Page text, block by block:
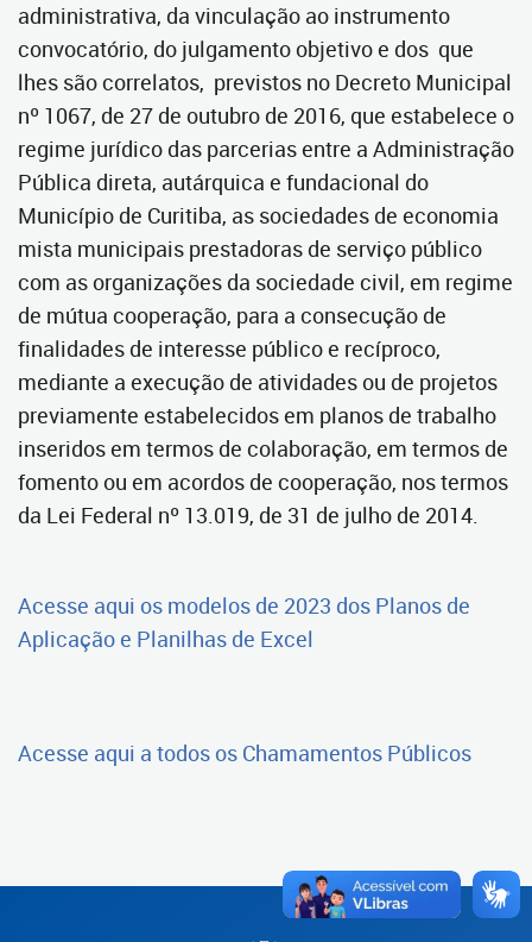
administrativa, da vinculação ao instrumento
convocatório, do julgamento objetivo e dos que
lhes são correlatos, previstos no Decreto Municipal
nº 1067, de 27 de outubro de 2016, que estabelece o
regime jurídico das parcerias entre a Administração
Pública direta, autárquica e fundacional do
Município de Curitiba, as sociedades de economia
mista municipais prestadoras de serviço público
com as organizações da sociedade civil, em regime
de mútua cooperação, para a consecução de
finalidades de interesse público e recíproco,
mediante a execução de atividades ou de projetos
previamente estabelecidos em planos de trabalho
inseridos em termos de colaboração, em termos de
fomento ou em acordos de cooperação, nos termos
da Lei Federal nº 13.019, de 31 de julho de 2014.
Acesse aqui os modelos de 2023 dos Planos de
Aplicação e Planilhas de Excel
Acesse aqui a todos os Chamamentos Públicos